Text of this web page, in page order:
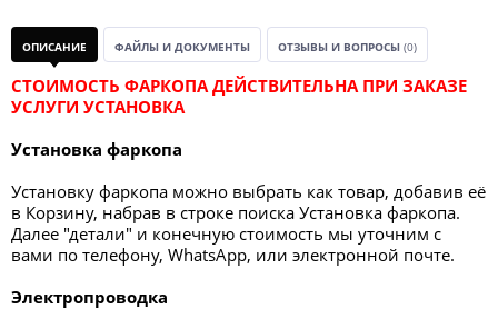
ОПИСАНИЕ ФАЙЛЫ И ДОКУМЕНТЫ ОТЗЫВЫ И ВОПРОСЫ (0)
СТОИМОСТЬ ФАРКОПА ДЕЙСТВИТЕЛЬНА ПРИ ЗАКАЗЕ
УСЛУГИ УСТАНОВКА
Установка фаркопа
Установку фаркопа можно выбрать как товар, добавив её
в Корзину, набрав в строке поиска Установка фаркопа.
Далее "детали" и конечную стоимость мы уточним с
вами по телефону, WhatsApp, или электронной почте.
Электропроводка